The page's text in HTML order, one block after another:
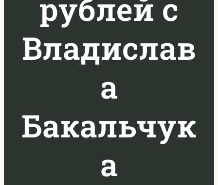
рублей с
Владислав
а
Бакальчук
а